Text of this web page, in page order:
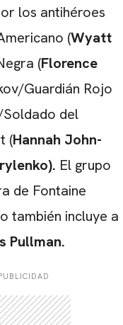
los antihéroes
(Wyatt
(Florence
Guardián Rojo
del
(Hannah John-
El grupo
de Fontaine
también incluye a
Pullman.